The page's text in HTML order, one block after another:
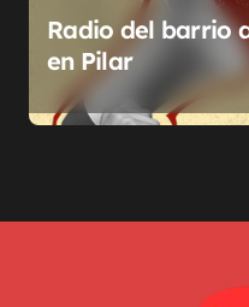
Radio del barrio
en Pilar